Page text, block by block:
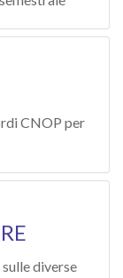
CNOP per
diverse